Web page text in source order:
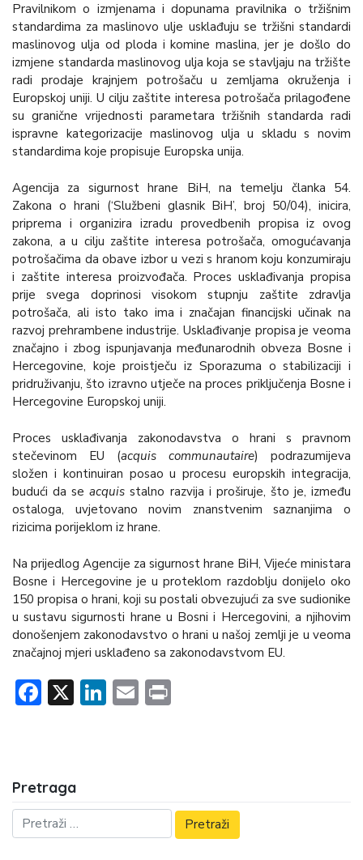
Pravilnikom o izmjenama i dopunama pravilnika o tržišnim
standardima za maslinovo ulje usklađuju se tržišni standardi
maslinovog ulja od ploda i komine maslina, jer je došlo do
izmjene standarda maslinovog ulja koja se stavljaju na tržište
radi prodaje krajnjem potrošaču u zemljama okruženja i
Europskoj uniji. U cilju zaštite interesa potrošača prilagođene
su granične vrijednosti parametara tržišnih standarda radi
ispravne kategorizacije maslinovog ulja u skladu s novim
standardima koje propisuje Europska unija.
Agencija za sigurnost hrane BiH, na temelju članka 54.
Zakona o hrani (‘Službeni glasnik BiH’, broj 50/04), inicira,
priprema i organizira izradu provedbenih propisa iz ovog
zakona, a u cilju zaštite interesa potrošača, omogućavanja
potrošačima da obave izbor u vezi s hranom koju konzumiraju
i zaštite interesa proizvođača. Proces usklađivanja propisa
prije svega doprinosi visokom stupnju zaštite zdravlja
potrošača, ali isto tako ima i značajan financijski učinak na
razvoj prehrambene industrije. Usklađivanje propisa je veoma
značajno i zbog ispunjavanja međunarodnih obveza Bosne i
Hercegovine, koje proistječu iz Sporazuma o stabilizaciji i
pridruživanju, što izravno utječe na proces priključenja Bosne i
Hercegovine Europskoj uniji.
Proces usklađivanja zakonodavstva o hrani s pravnom
stečevinom EU (acquis communautaire) podrazumijeva
složen i kontinuiran posao u procesu europskih integracija,
budući da seacquis stalno razvija i proširuje, što je, između
ostaloga, uvjetovano novim znanstvenim saznanjima o
rizicima porijeklom iz hrane.
Na prijedlog Agencije za sigurnost hrane BiH, Vijeće ministara
Bosne i Hercegovine je u proteklom razdoblju donijelo oko
150 propisa o hrani, koji su postali obvezujući za sve sudionike
u sustavu sigurnosti hrane u Bosni i Hercegovini, a njihovim
donošenjem zakonodavstvo o hrani u našoj zemlji je u veoma
značajnoj mjeri usklađeno sa zakonodavstvom EU.
Facebook
X LinkedIn
Email
Pretraga